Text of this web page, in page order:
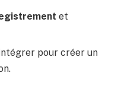
et
pour créer un